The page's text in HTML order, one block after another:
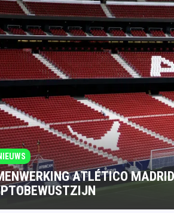
ATLÉTICO